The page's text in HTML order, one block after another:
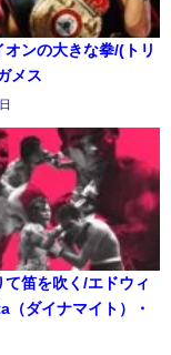
オンの大きな拳/(トリ
メス
て笛を吹く/エドウィ
（ダイナマイト）・